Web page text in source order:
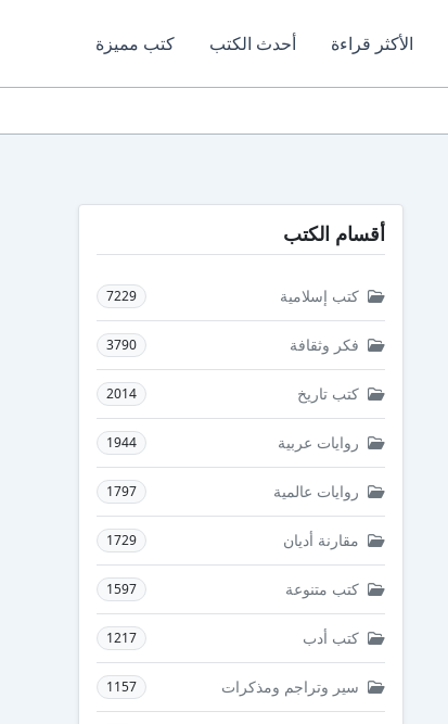
الأكثر قراءة أحدث الكتب كتب مميزة
أقسام الكتب
كتب إسلامية 7229
فكر وثقافة 3790
كتب تاريخ 2014
روايات عربية 1944
روايات عالمية 1797
مقارنة أديان 1729
كتب متنوعة 1597
كتب أدب 1217
سير وتراجم ومذكرات 1157